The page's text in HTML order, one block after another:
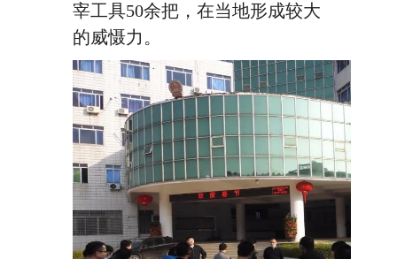
宰工具50余把，在当地形成较大
的威慑力。